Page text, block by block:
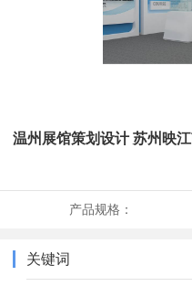
温州展馆策划设计 苏州映
产品规格：
关键词